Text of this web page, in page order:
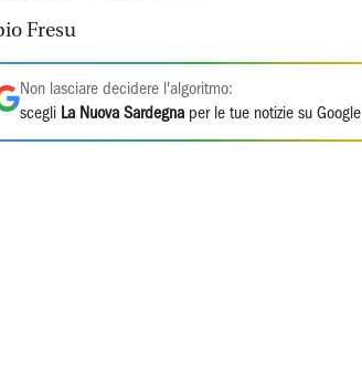
Fresu
Non lasciare decidere l'algoritmo:
scegli La Nuova Sardegna per le tue notizie su Google